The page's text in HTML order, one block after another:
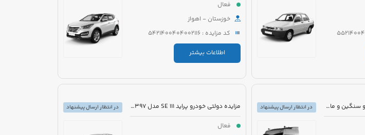
فعال
خوزستان - اهواز
کد مزایده : 5421400404002116
اطلاعات بیشتر
مزایده دولتی تعدادی خودرو سنگین و ماشین آلات
در انتظار ارسال پیشنهاد
مزایده دولتی خودرو پراید 111 SE مدل 1397 رنگ سفید روغنی
فعال
در انتظار ارسال پیشنهاد